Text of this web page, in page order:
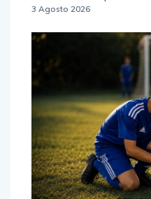
3 Agosto 2026